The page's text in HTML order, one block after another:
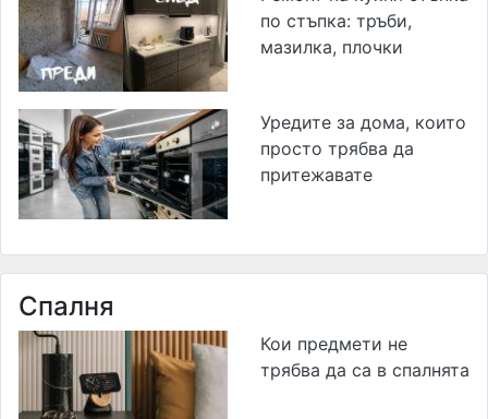
по стъпка: тръби,
мазилка, плочки
Уредите за дома, които
просто трябва да
притежавате
Спалня
Кои предмети не
трябва да са в спалнята